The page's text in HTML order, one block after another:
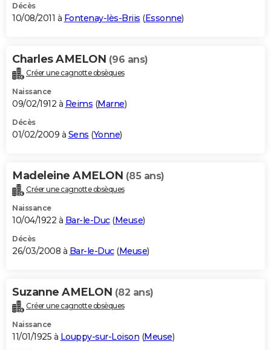
Décès
10/08/2011 à Fontenay-lès-Briis (Essonne)
Charles AMELON (96 ans)
Créer une cagnotte obsèques
Naissance
09/02/1912 à Reims (Marne)
Décès
01/02/2009 à Sens (Yonne)
Madeleine AMELON (85 ans)
Créer une cagnotte obsèques
Naissance
10/04/1922 à Bar-le-Duc(Meuse)
Décès
26/03/2008 à Bar-le-Duc(Meuse)
Suzanne AMELON (82 ans)
Créer une cagnotte obsèques
Naissance
11/01/1925 à Louppy-sur-Loison (Meuse)